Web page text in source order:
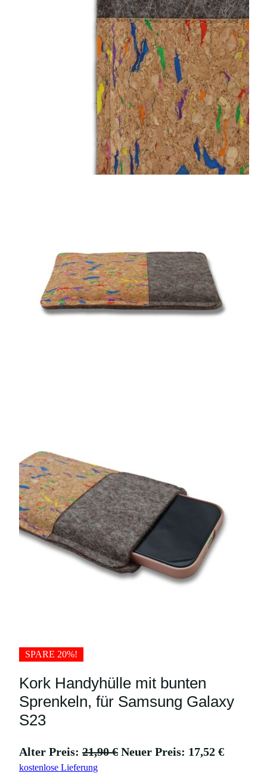
SPARE 20%!
Kork Handyhülle mit bunten
Sprenkeln, für Samsung Galaxy
S23
Alter Preis: 21,90€ U
Neuer Preis: 17,52 €A
kostenlose Lieferung